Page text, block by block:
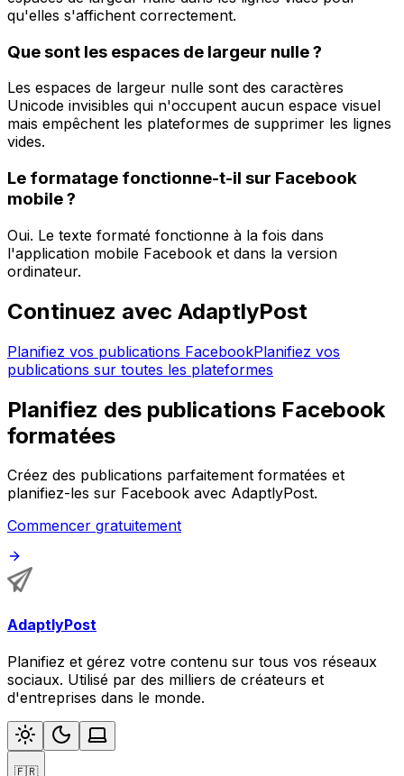
qu'elles s'affichent correctement.
Que sont les espaces de largeur nulle ?
Les espaces de largeur nulle sont des caractères
Unicode invisibles qui n'occupent aucun espace visuel
mais empêchent les plateformes de supprimer les lignes
vides.
Le formatage fonctionne-t-il sur Facebook
mobile ?
Oui. Le texte formaté fonctionne à la fois dans
l'application mobile Facebook et dans la version
ordinateur.
Continuez avec AdaptlyPost
Planifiez vos publications FacebookPlanifiez vos
publications sur toutes les plateformes
Planifiez des publications Facebook
formatées
Créez des publications parfaitement formatées et
planifiez-les sur Facebook avec AdaptlyPost.
Commencer gratuitement
AdaptlyPost
Planifiez et gérez votre contenu sur tous vos réseaux
sociaux. Utilisé par des milliers de créateurs et
d'entreprises dans le monde.
🇫🇷